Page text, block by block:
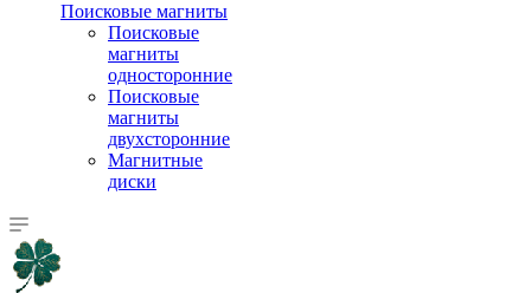
Поисковые магниты
Поисковые
магниты
односторонние
Поисковые
магниты
двухсторонние
Магнитные
диски